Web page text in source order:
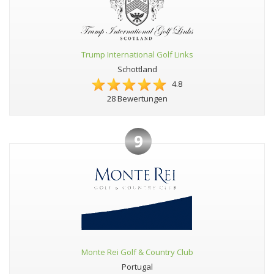
Trump International Golf Links
Schottland
4.8
28 Bewertungen
9
Monte Rei Golf & Country Club
Portugal